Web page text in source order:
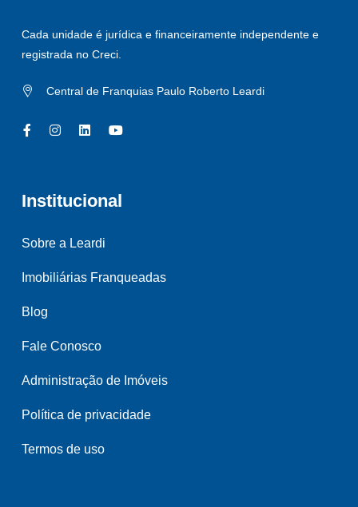
Cada unidade é jurídica e financeiramente independente e
registrada no Creci.
Central de Franquias Paulo Roberto Leardi
Institucional
Sobre a Leardi
Imobiliárias Franqueadas
Blog
Fale Conosco
Administração de Imóveis
Política de privacidade
Termos de uso